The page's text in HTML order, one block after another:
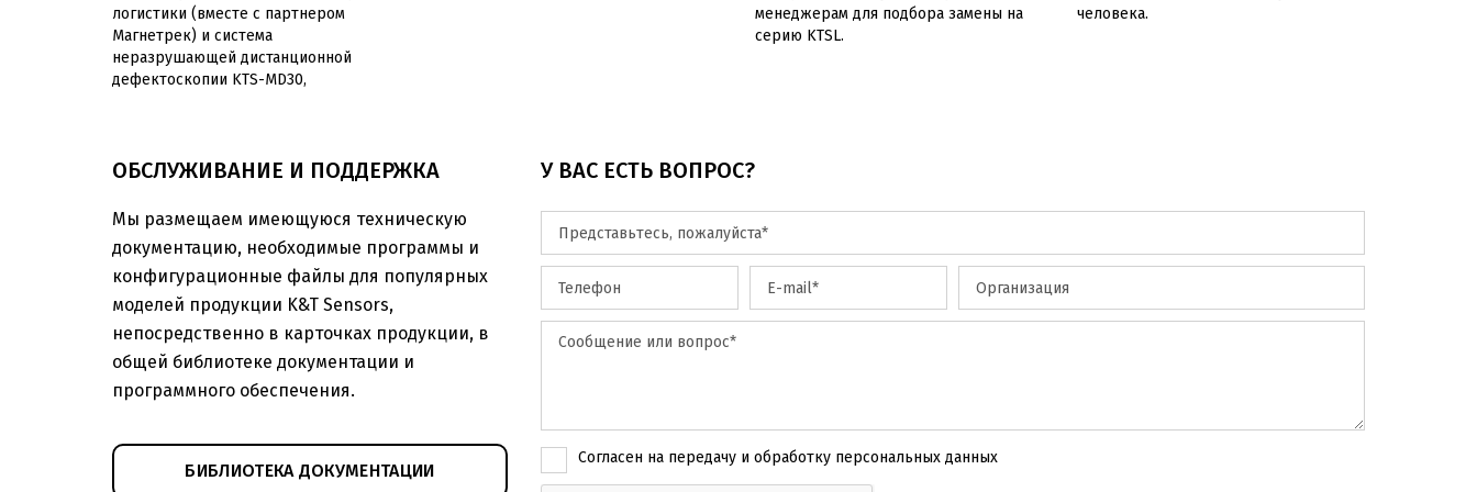
команд.
логистики (вместе с партнером
Магнетрек) и система
неразрушающей дистанционной
дефектоскопии KTS-MD30,
менеджерам для подбора замены на
серию KTSL.
человека.
ОБСЛУЖИВАНИЕ И ПОДДЕРЖКА
Мы размещаем имеющуюся техническую
документацию, необходимые программы и
конфигурационные файлы для популярных
моделей продукции K&T Sensors,
непосредственно в карточках продукции, в
общей библиотеке документации и
программного обеспечения.
БИБЛИОТЕКА ДОКУМЕНТАЦИИ
У ВАС ЕСТЬ ВОПРОС?
Согласен на передачу и обработку персональных данных